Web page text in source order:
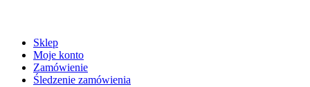
Sklep
Moje konto
Zamówienie
Śledzenie zamówienia